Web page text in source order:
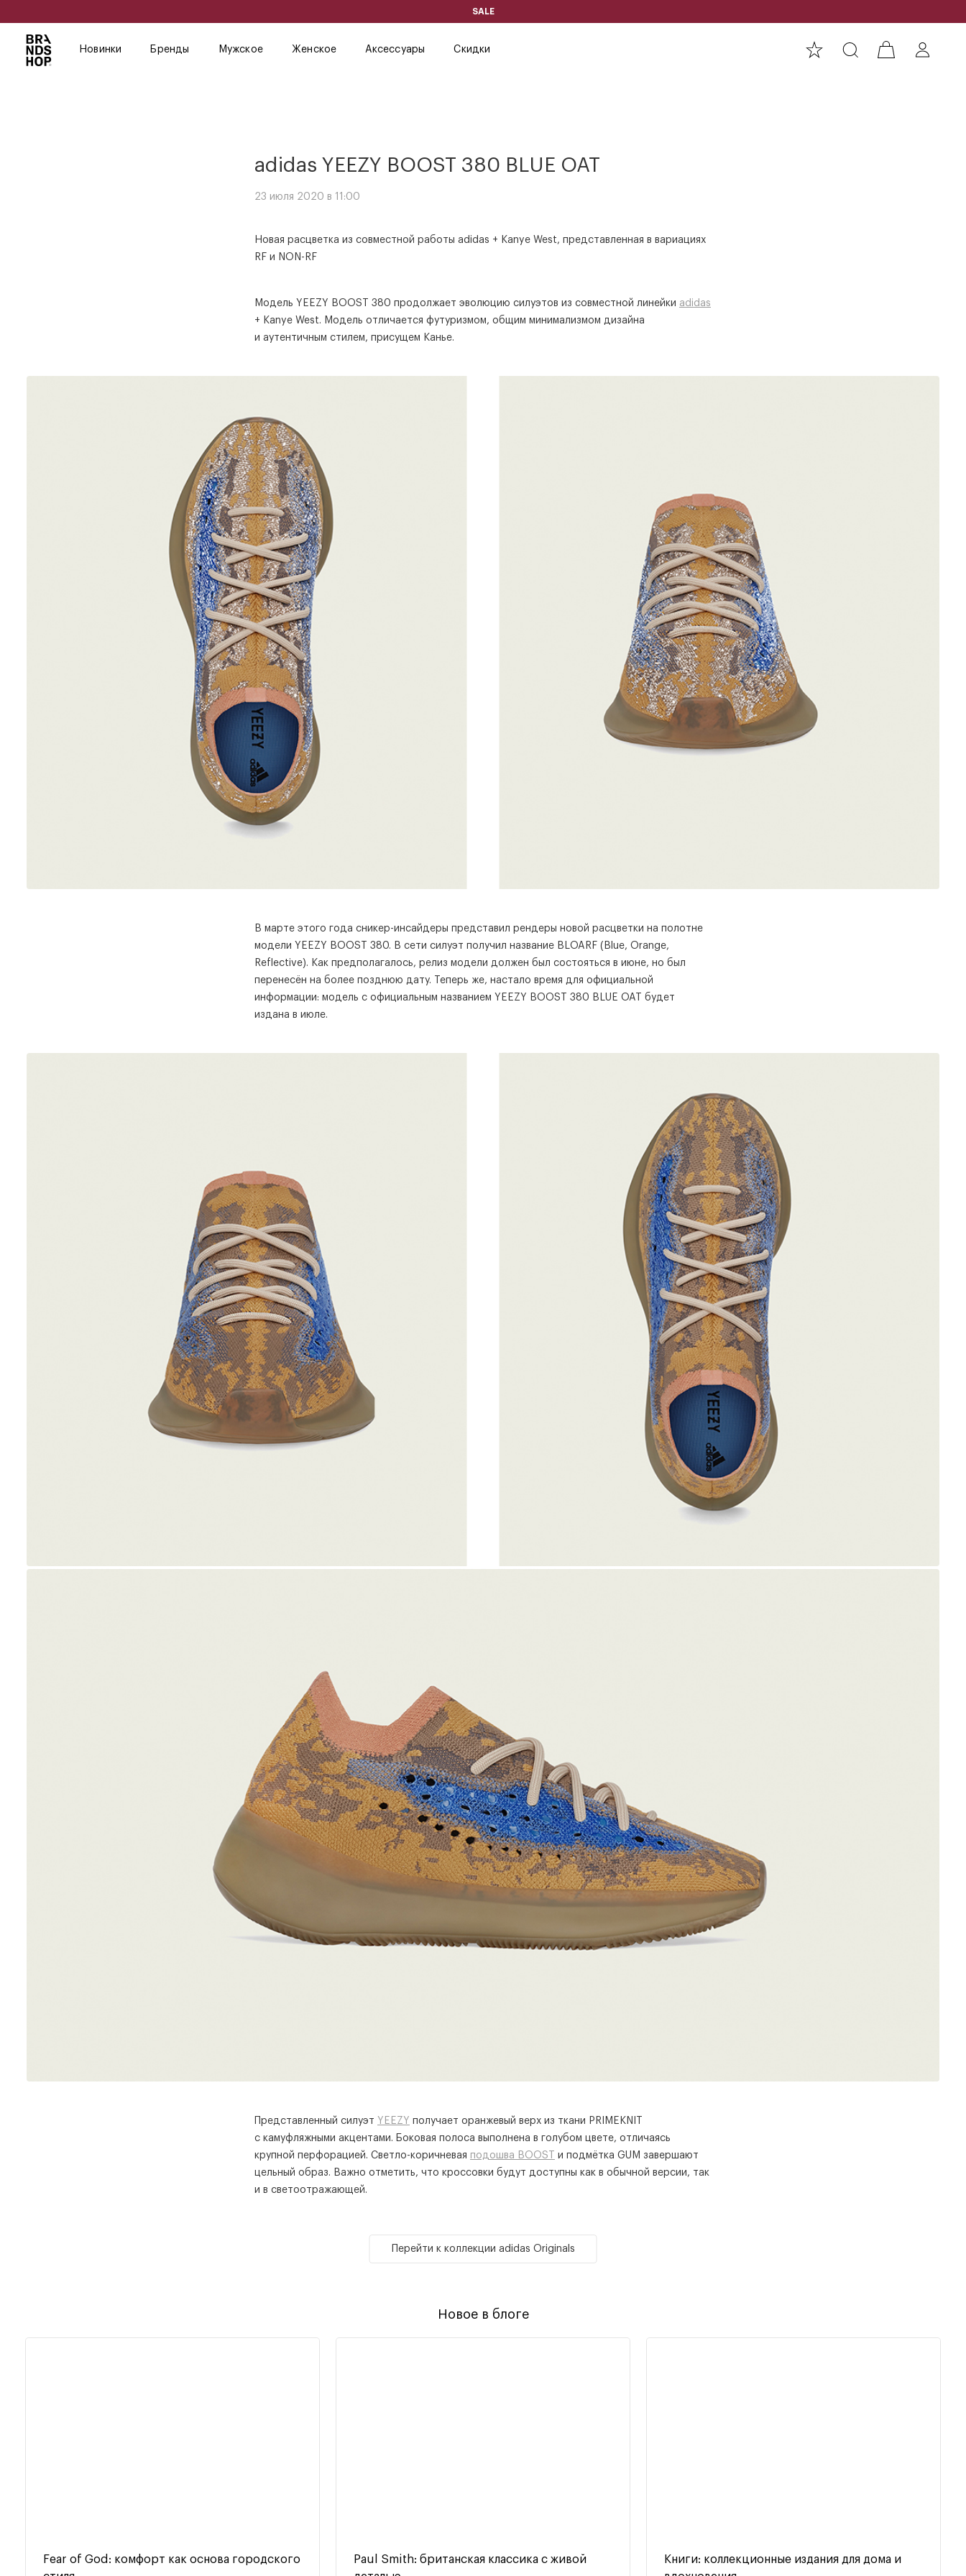
SALE
Новинки Бренды Мужское Женское Аксессуары Скидки
adidas YEEZY BOOST 380 BLUE OAT
23 июля 2020 в 11:00
Новая расцветка из совместной работы adidas + Kanye West, представленная в вариациях
RF и NON-RF
Модель YEEZY BOOST 380 продолжает эволюцию силуэтов из совместной линейки adidas
+ Kanye West. Модель отличается футуризмом, общим минимализмом дизайна
и аутентичным стилем, присущем Канье.
В марте этого года сникер-инсайдеры представил рендеры новой расцветки на полотне
модели YEEZY BOOST 380. В сети силуэт получил название BLOARF (Blue, Orange,
Reflective). Как предполагалось, релиз модели должен был состояться в июне, но был
перенесён на более позднюю дату. Теперь же, настало время для официальной
информации: модель c официальным названием YEEZY BOOST 380 BLUE OAT будет
издана в июле.
Представленный силуэт YEEZY получает оранжевый верх из ткани PRIMEKNIT
с камуфляжными акцентами. Боковая полоса выполнена в голубом цвете, отличаясь
крупной перфорацией. Светло-коричневая подошва BOOST
и подмётка GUM завершают
цельный образ. Важно отметить, что кроссовки будут доступны как в обычной версии, так
и в светоотражающей.
Перейти к коллекции adidas Originals
Новое в блоге
Fear of God: комфорт как основа городского
Paul Smith: британская классика с живой
Книги: коллекционные издания для дома и